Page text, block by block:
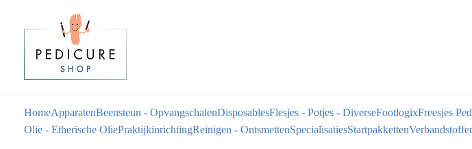
HomeApparatenBeensteun - OpvangschalenDisposablesFlesjes - Potjes - DiverseFootlogixFreesjes
Olie - Etherische OliePraktijkinrichtingReinigen - OntsmettenSpecialisatiesStartpakketten